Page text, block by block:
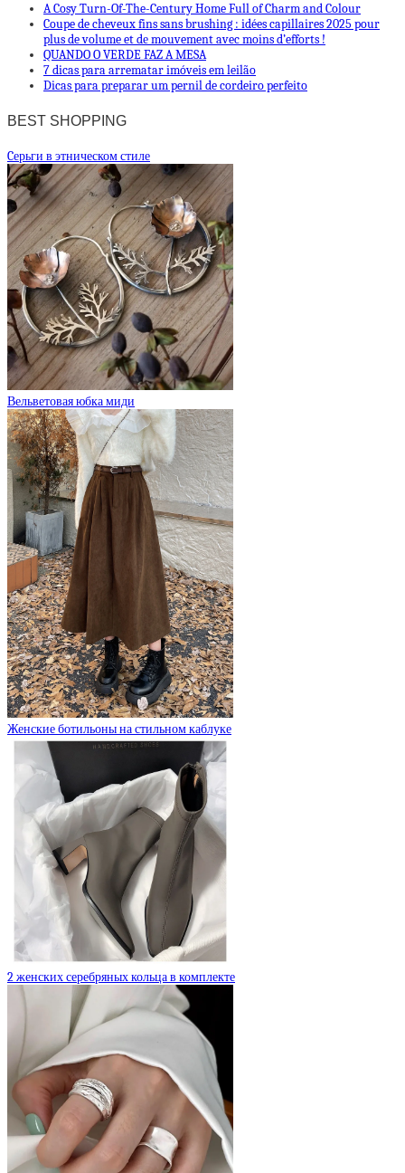
A Cosy Turn-Of-The-Century Home Full of Charm and Colour
Coupe de cheveux fins sans brushing : idées capillaires 2025 pour
plus de volume et dе mouvement avec moins d’efforts !
QUANDO O VERDE FAZ A MESA
7 dicas para arrematar imóveis em leilão
Dicas para preparar um pernil de cordeiro perfeito
BEST SHOPPING
Cерьги в этническом стиле
Вельветовая юбка миди
Женские ботильоны на стильном каблуке
2 женских серебряных кольца в комплекте